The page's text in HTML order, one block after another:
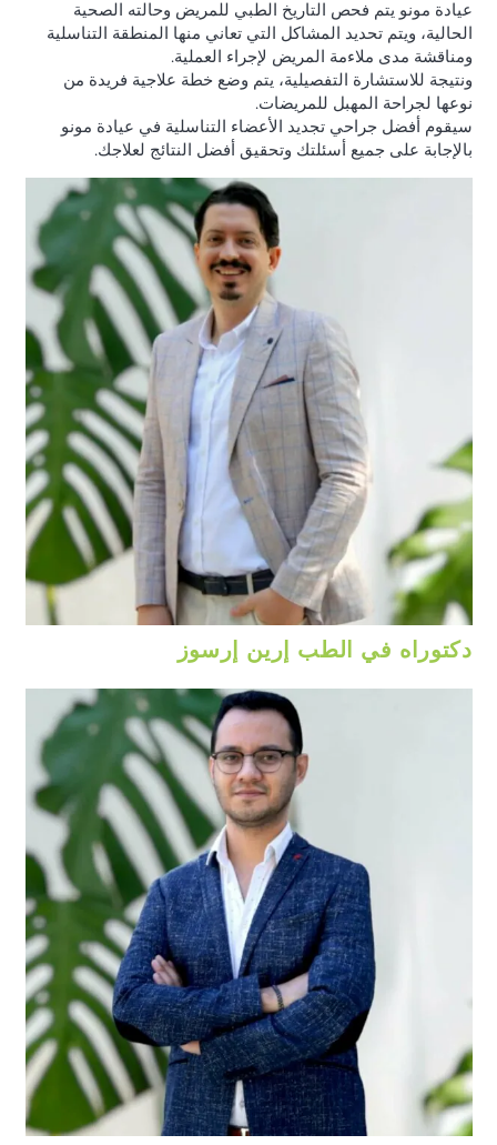
عيادة مونو يتم فحص التاريخ الطبي للمريض وحالته الصحية
الحالية، ويتم تحديد المشاكل التي تعاني منها المنطقة التناسلية
ومناقشة مدى ملاءمة المريض لإجراء العملية.
ونتيجة للاستشارة التفصيلية، يتم وضع خطة علاجية فريدة من
نوعها لجراحة المهبل للمريضات.
سيقوم أفضل جراحي تجديد الأعضاء التناسلية في عيادة مونو
بالإجابة على جميع أسئلتك وتحقيق أفضل النتائج لعلاجك.
دكتوراه في الطب إرين إرسوز